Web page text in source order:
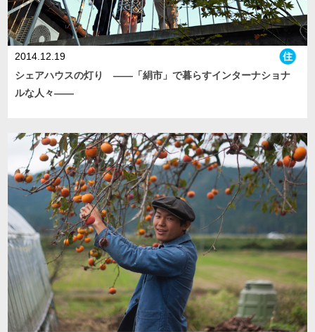
2014.12.19
シェアハウスの灯り ――「絹市」で暮らすインターナショナ
ルな人々――